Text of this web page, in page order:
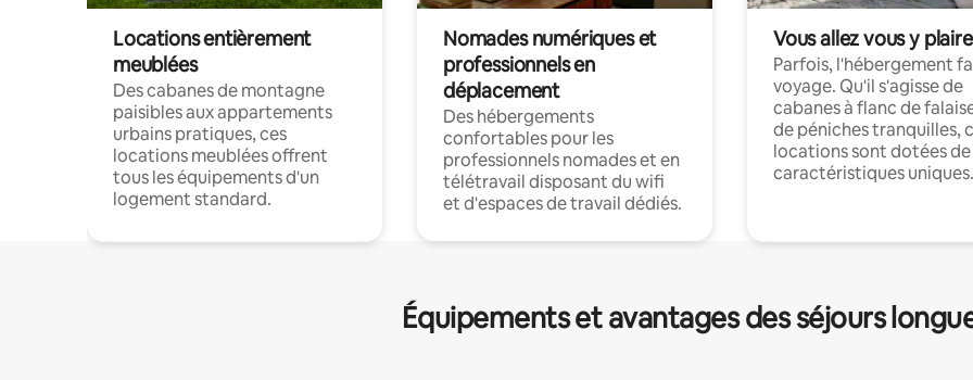
Locations entièrement
meublées
Des cabanes de montagne
paisibles aux appartements
urbains pratiques, ces
locations meublées offrent
tous les équipements d'un
logement standard.
Nomades numériques et
professionnels en
déplacement
Des hébergements
confortables pour les
professionnels nomades et en
télétravail disposant du wifi
et d'espaces de travail dédiés.
Vous allez vous y plaire
Parfois, l'hébergement
voyage. Qu'il s'agisse de
cabanes à flanc de
de péniches tranquilles,
locations sont dotées de
caractéristiques uniques.
Équipements et avantages des séjours